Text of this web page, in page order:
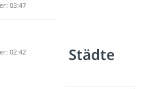
10
Städte
03:47
02:42